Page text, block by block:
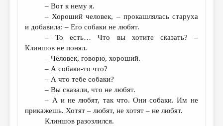
– Вот к нему я.
– Хороший человек, – прокашлялась старуха
и добавила: – Его собаки не любят.
– То есть… Что вы хотите сказать? –
Клиншов не понял.
– Человек, говорю, хороший.
– А собаки-то что?
– А что тебе собаки?
– Вы сказали, что не любят.
– А и не любят, так что. Они собаки. Им не
прикажешь. Хотят – любят, не хотят – не любят.
Клиншов разозлился.